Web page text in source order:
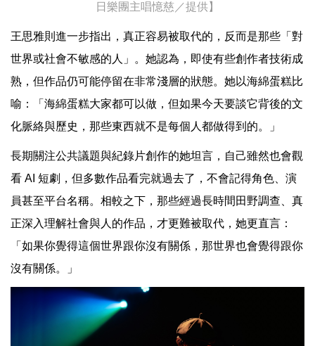
日樂團主唱憶慈／提供】
王思雅則進一步指出，真正容易被取代的，反而是那些「對
世界或社會不敏感的人」。她認為，即使有些創作者技術成
熟，但作品仍可能停留在非常淺層的狀態。她以海綿蛋糕比
喻：「海綿蛋糕大家都可以做，但如果今天要談它背後的文
化脈絡與歷史，那些東西就不是每個人都做得到的。」
長期關注公共議題與紀錄片創作的她坦言，自己雖然也會觀
看 AI 短劇，但多數作品看完就過去了，不會記得角色、演
員甚至平台名稱。相較之下，那些經過長時間田野調查、真
正深入理解社會與人的作品，才更難被取代，她更直言：
「如果你覺得這個世界跟你沒有關係，那世界也會覺得跟你
沒有關係。」